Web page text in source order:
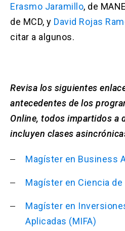
Erasmo Jaramillo, de
de MCD, y David Rojas
citar a algunos.
Revisa los siguientes
antecedentes de los
Online, todos impartidos a
incluyen clases
Magíster en Business
Magíster en Ciencia de
Magíster en
Aplicadas (MIFA)